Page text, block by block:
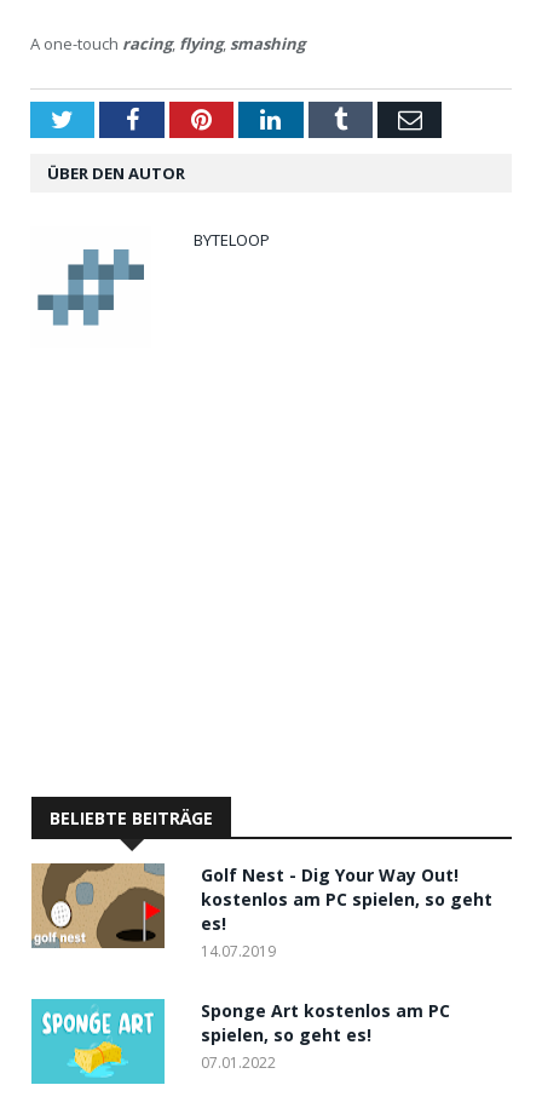
A one-touch racing, flying,smashing
TwitterFacebookPinterestLinkedInTumblrEmail
ÜBER DEN AUTOR
BYTELOOP
BELIEBTE BEITRÄGE
Golf Nest - Dig Your Way Out!
kostenlos am PC spielen, so geht
es!
14.07.2019
Sponge Art kostenlos am PC
spielen, so geht es!
07.01.2022